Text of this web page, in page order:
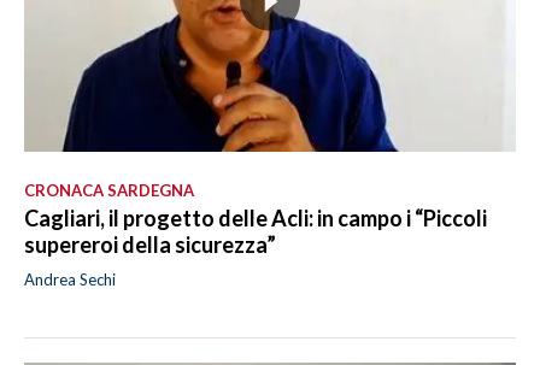
CRONACA SARDEGNA
Cagliari, il progetto delle Acli: in campo i “Piccoli
supereroi della sicurezza”
Andrea Sechi